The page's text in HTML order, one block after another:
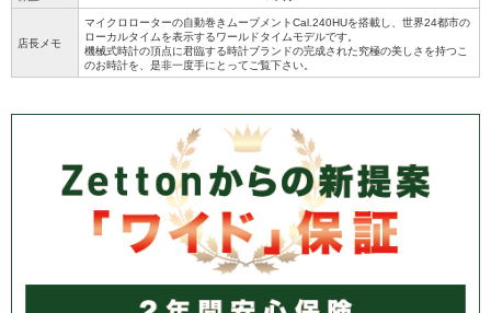
店長メモ
マイクロローターの自動巻きムーブメントCal.240HUを搭載し、世界24都市の
ローカルタイムを表示するワールドタイムモデルです。
機械式時計の頂点に君臨する時計ブランドの完成された究極の美しさを持つこ
のお時計を、是非一度手にとってご覧下さい。